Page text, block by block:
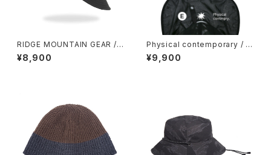
RIDGE MOUNTAIN GEAR / S
HADE CAP
¥8,900
Physical contemporary / Q
uiet smr cap
¥9,900